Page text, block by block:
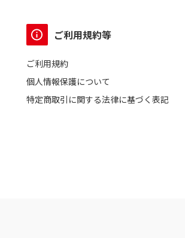
ご利用規約等
ご利用規約
個人情報保護について
特定商取引に関する法律に基づく表記